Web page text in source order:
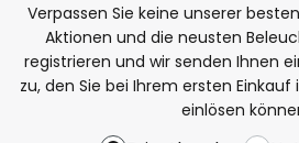
Verpassen Sie keine unserer
Aktionen und die neusten
registrieren und wir senden Ihnen
zu, den Sie bei Ihrem ersten
einlösen